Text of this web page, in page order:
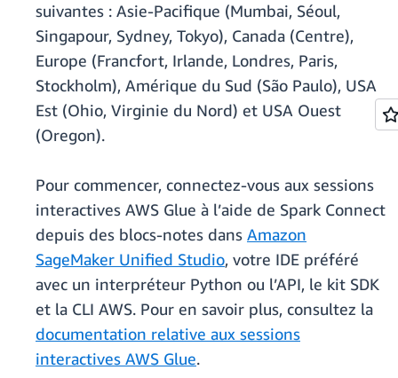
suivantes : Asie-Pacifique (Mumbai, Séoul,
Singapour, Sydney, Tokyo), Canada (Centre),
Europe (Francfort, Irlande, Londres, Paris,
Stockholm), Amérique du Sud (São Paulo), USA
Est (Ohio, Virginie du Nord) et USA Ouest
(Oregon).
Pour commencer, connectez-vous aux sessions
interactives AWS Glue à l’aide de Spark Connect
depuis des blocs-notes dans Amazon
SageMaker Unified Studio, votre IDE préféré
avec un interpréteur Python ou l’API, le kit SDK
et la CLI AWS. Pour en savoir plus, consultez la
documentation relative aux sessions
interactives AWS Glue.